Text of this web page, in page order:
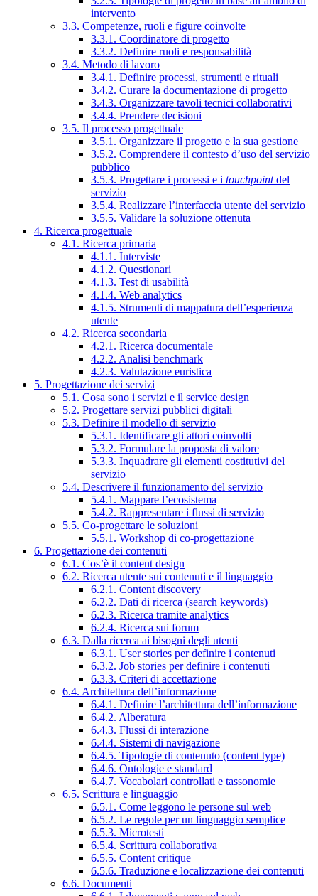
intervento
3.3. Competenze, ruoli e figure coinvolte
3.3.1. Coordinatore di progetto
3.3.2. Definire ruoli e responsabilità
3.4. Metodo di lavoro
3.4.1. Definire processi, strumenti e rituali
3.4.2. Curare la documentazione di progetto
3.4.3. Organizzare tavoli tecnici collaborativi
3.4.4. Prendere decisioni
3.5. Il processo progettuale
3.5.1. Organizzare il progetto e la sua gestione
3.5.2. Comprendere il contesto d’uso del servizio
pubblico
3.5.3. Progettare i processi e i touchpointdel
servizio
3.5.4. Realizzare l’interfaccia utente del servizio
3.5.5. Validare la soluzione ottenuta
4. Ricerca progettuale
4.1. Ricerca primaria
4.1.1. Interviste
4.1.2. Questionari
4.1.3. Test di usabilità
4.1.4. Web analytics
4.1.5. Strumenti di mappatura dell’esperienza
utente
4.2. Ricerca secondaria
4.2.1. Ricerca documentale
4.2.2. Analisi benchmark
4.2.3. Valutazione euristica
5. Progettazione dei servizi
5.1. Cosa sono i servizi e il service design
5.2. Progettare servizi pubblici digitali
5.3. Definire il modello di servizio
5.3.1. Identificare gli attori coinvolti
5.3.2. Formulare la proposta di valore
5.3.3. Inquadrare gli elementi costitutivi del
servizio
5.4. Descrivere il funzionamento del servizio
5.4.1. Mappare l’ecosistema
5.4.2. Rappresentare i flussi di servizio
5.5. Co-progettare le soluzioni
5.5.1. Workshop di co-progettazione
6. Progettazione dei contenuti
6.1. Cos’è il content design
6.2. Ricerca utente sui contenuti e il linguaggio
6.2.1. Content discovery
6.2.2. Dati di ricerca (search keywords)
6.2.3. Ricerca tramite analytics
6.2.4. Ricerca sui forum
6.3. Dalla ricerca ai bisogni degli utenti
6.3.1. User stories per definire i contenuti
6.3.2. Job stories per definire i contenuti
6.3.3. Criteri di accettazione
6.4. Architettura dell’informazione
6.4.1. Definire l’architettura dell’informazione
6.4.2. Alberatura
6.4.3. Flussi di interazione
6.4.4. Sistemi di navigazione
6.4.5. Tipologie di contenuto (content type)
6.4.6. Ontologie e standard
6.4.7. Vocabolari controllati e tassonomie
6.5. Scrittura e linguaggio
6.5.1. Come leggono le persone sul web
6.5.2. Le regole per un linguaggio semplice
6.5.3. Microtesti
6.5.4. Scrittura collaborativa
6.5.5. Content critique
6.5.6. Traduzione e localizzazione dei contenuti
6.6. Documenti